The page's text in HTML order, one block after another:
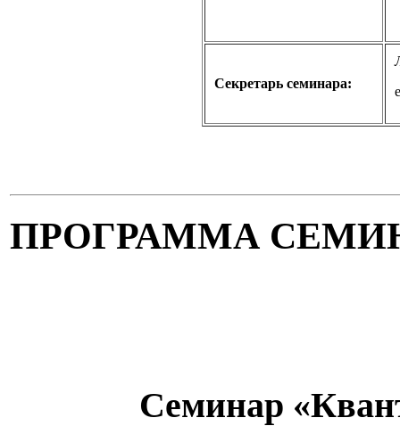
Секретарь семинара:
ПРОГРАММА
Семинар